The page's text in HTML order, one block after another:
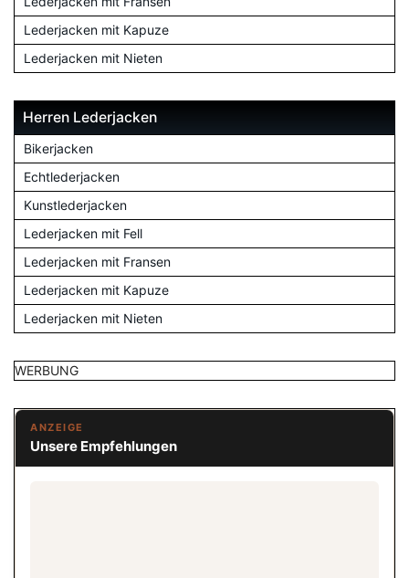
Lederjacken mit Kapuze
Lederjacken mit Nieten
Herren Lederjacken
Bikerjacken
Echtlederjacken
Kunstlederjacken
Lederjacken mit Fell
Lederjacken mit Fransen
Lederjacken mit Kapuze
Lederjacken mit Nieten
WERBUNG
ANZEIGE
Unsere Empfehlungen